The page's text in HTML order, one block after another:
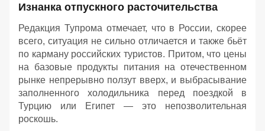
Изнанка отпускного расточительства
Редакция Тупрома отмечает, что в России, скорее
всего, ситуация не сильно отличается и также бьёт
по карману российских туристов. Притом, что цены
на базовые продукты питания на отечественном
рынке непрерывно ползут вверх, и выбрасывание
заполненного холодильника перед поездкой в
Турцию или Египет — это непозволительная
роскошь.